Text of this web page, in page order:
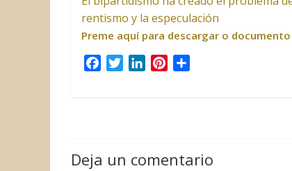
rentismo y la especulación
Preme aquí para descargar o documento
o
r
I
e
t
Deja un comentario